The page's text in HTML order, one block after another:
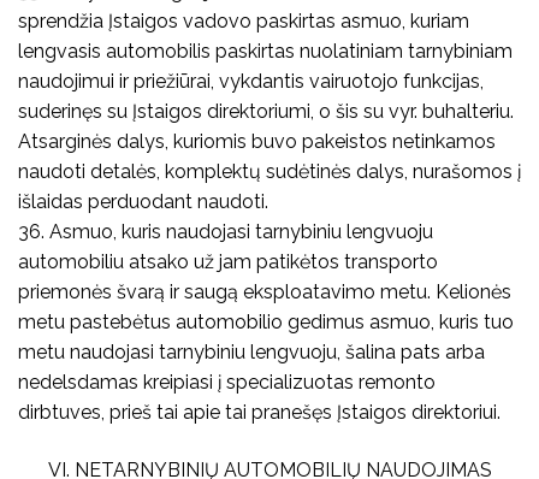
sprendžia Įstaigos vadovo paskirtas asmuo, kuriam
lengvasis automobilis paskirtas nuolatiniam tarnybiniam
naudojimui ir priežiūrai, vykdantis vairuotojo funkcijas,
suderinęs su Įstaigos direktoriumi, o šis su vyr. buhalteriu.
Atsarginės dalys, kuriomis buvo pakeistos netinkamos
naudoti detalės, komplektų sudėtinės dalys, nurašomos į
išlaidas perduodant naudoti.
36. Asmuo, kuris naudojasi tarnybiniu lengvuoju
automobiliu atsako už jam patikėtos transporto
priemonės švarą ir saugą eksploatavimo metu. Kelionės
metu pastebėtus automobilio gedimus asmuo, kuris tuo
metu naudojasi tarnybiniu lengvuoju, šalina pats arba
nedelsdamas kreipiasi į specializuotas remonto
dirbtuves, prieš tai apie tai pranešęs Įstaigos direktoriui.
VI. NETARNYBINIŲ AUTOMOBILIŲ NAUDOJIMAS